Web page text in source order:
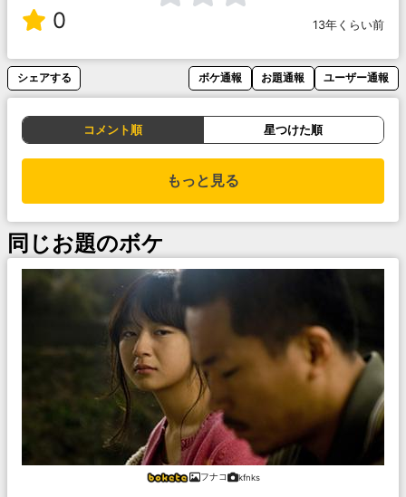
0 13年くらい前
シェアする ボケ通報 お題通報 ユーザー通報
コメント順 星つけた順
もっと見る
同じお題のボケ
フナコ kfnks